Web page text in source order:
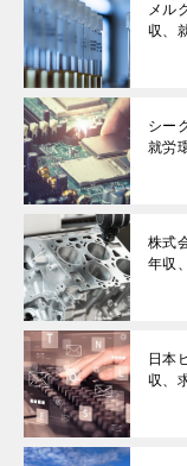
メル
収、
シー
就労
株式
年収
日本
収、